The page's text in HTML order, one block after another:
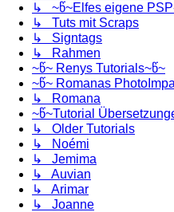
↳ ~წ~Elfes eigene
↳ Tuts mit Scraps
↳ Signtags
↳ Rahmen
~წ~ Renys Tutorials~წ~
~წ~ Romanas
↳ Romana
~წ~Tutorial
↳ Older Tutorials
↳ Noémi
↳ Jemima
↳ Auvian
↳ Arimar
↳ Joanne